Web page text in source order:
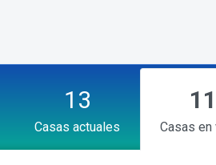
13
Casas actuales
11
Casas en